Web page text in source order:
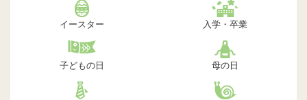
イースター 入学・卒業
子どもの日 母の日